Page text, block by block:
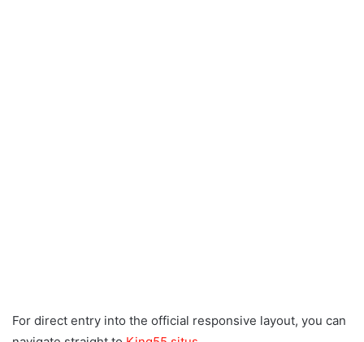
For direct entry into the official responsive layout, you can